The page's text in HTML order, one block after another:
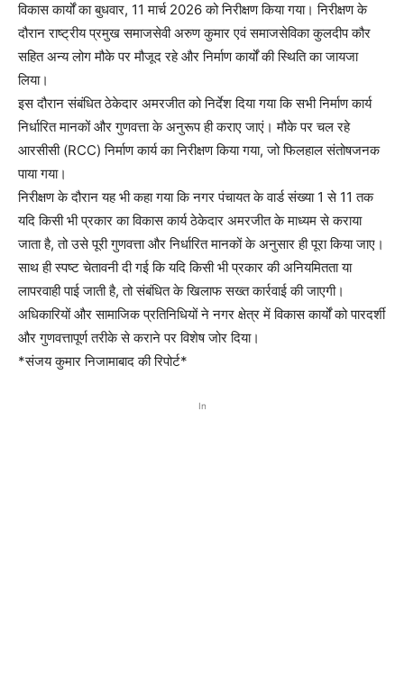
विकास कार्यों का बुधवार, 11 मार्च 2026 को निरीक्षण किया गया। निरीक्षण के
दौरान राष्ट्रीय प्रमुख समाजसेवी अरुण कुमार एवं समाजसेविका कुलदीप कौर
सहित अन्य लोग मौके पर मौजूद रहे और निर्माण कार्यों की स्थिति का जायजा
लिया।
इस दौरान संबंधित ठेकेदार अमरजीत को निर्देश दिया गया कि सभी निर्माण कार्य
निर्धारित मानकों और गुणवत्ता के अनुरूप ही कराए जाएं। मौके पर चल रहे
आरसीसी (RCC) निर्माण कार्य का निरीक्षण किया गया, जो फिलहाल संतोषजनक
पाया गया।
निरीक्षण के दौरान यह भी कहा गया कि नगर पंचायत के वार्ड संख्या 1 से 11 तक
यदि किसी भी प्रकार का विकास कार्य ठेकेदार अमरजीत के माध्यम से कराया
जाता है, तो उसे पूरी गुणवत्ता और निर्धारित मानकों के अनुसार ही पूरा किया जाए।
साथ ही स्पष्ट चेतावनी दी गई कि यदि किसी भी प्रकार की अनियमितता या
लापरवाही पाई जाती है, तो संबंधित के खिलाफ सख्त कार्रवाई की जाएगी।
अधिकारियों और सामाजिक प्रतिनिधियों ने नगर क्षेत्र में विकास कार्यों को पारदर्शी
और गुणवत्तापूर्ण तरीके से कराने पर विशेष जोर दिया।
*संजय कुमार निजामाबाद की रिपोर्ट*
In